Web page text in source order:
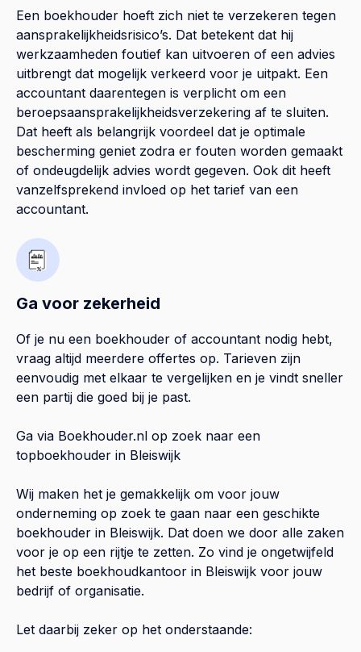
Een boekhouder hoeft zich niet te verzekeren tegen
aansprakelijkheidsrisico’s. Dat betekent dat hij
werkzaamheden foutief kan uitvoeren of een advies
uitbrengt dat mogelijk verkeerd voor je uitpakt. Een
accountant daarentegen is verplicht om een
beroepsaansprakelijkheidsverzekering af te sluiten.
Dat heeft als belangrijk voordeel dat je optimale
bescherming geniet zodra er fouten worden gemaakt
of ondeugdelijk advies wordt gegeven. Ook dit heeft
vanzelfsprekend invloed op het tarief van een
accountant.
Ga voor zekerheid
Of je nu een boekhouder of accountant nodig hebt,
vraag altijd meerdere offertes op. Tarieven zijn
eenvoudig met elkaar te vergelijken en je vindt sneller
een partij die goed bij je past.
Ga via Boekhouder.nl op zoek naar een
topboekhouder in Bleiswijk
Wij maken het je gemakkelijk om voor jouw
onderneming op zoek te gaan naar een geschikte
boekhouder in Bleiswijk. Dat doen we door alle zaken
voor je op een rijtje te zetten. Zo vind je ongetwijfeld
het beste boekhoudkantoor in Bleiswijk voor jouw
bedrijf of organisatie.
Let daarbij zeker op het onderstaande: